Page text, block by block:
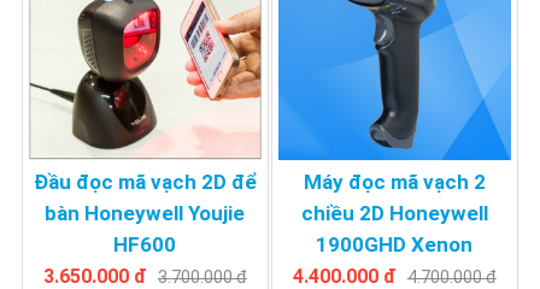
Đầu đọc mã vạch 2D để
bàn Honeywell Youjie
HF600
3.650.000 đ 3.700.000 đ
Máy đọc mã vạch 2
chiều 2D Honeywell
1900GHD Xenon
4.400.000 đ 4.700.000 đ